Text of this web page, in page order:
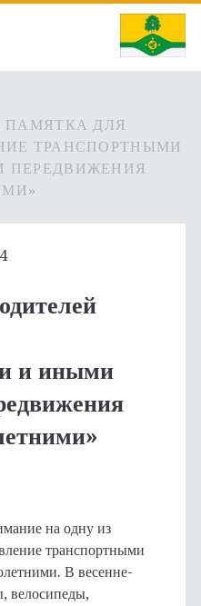
ПАМЯТКА ДЛЯ
ТРАНСПОРТНЫМИ
ПЕРЕДВИЖЕНИЯ
и иными
на одну из
транспортными
В весенне-
велосипеды,